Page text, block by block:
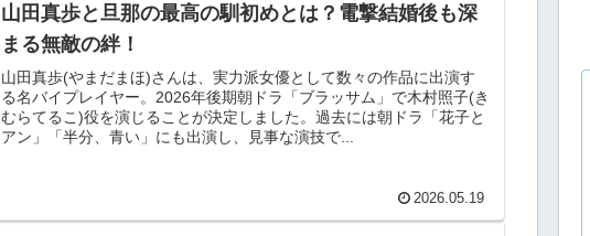
山田真歩と旦那の最高の馴初めとは？電撃結婚後も深
まる無敵の絆！
山田真歩(やまだまほ)さんは、実力派女優として数々の作品に出演す
る名バイプレイヤー。2026年後期朝ドラ「ブラッサム」で木村照子(き
むらてるこ)役を演じることが決定しました。過去には朝ドラ「花子と
アン」「半分、青い」にも出演し、見事な演技で...
2026.05.19